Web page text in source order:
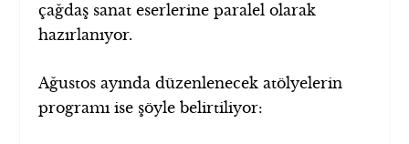
çağdaş sanat eserlerine paralel olarak
hazırlanıyor.
Ağustos ayında düzenlenecek atölyelerin
programı ise şöyle belirtiliyor: